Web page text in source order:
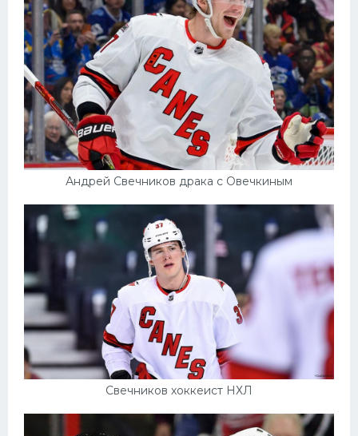
Андрей Свечников драка с Овечкиным
Свечников хоккеист НХЛ